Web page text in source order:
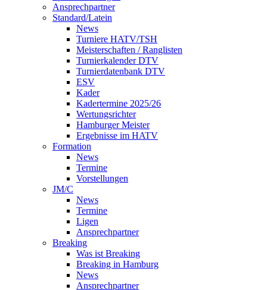
Ansprechpartner
Standard/Latein
News
Turniere HATV/TSH
Meisterschaften / Ranglisten
Turnierkalender DTV
Turnierdatenbank DTV
ESV
Kader
Kadertermine 2025/26
Wertungsrichter
Hamburger Meister
Ergebnisse im HATV
Formation
News
Termine
Vorstellungen
JM/C
News
Termine
Ligen
Ansprechpartner
Breaking
Was ist Breaking
Breaking in Hamburg
News
Ansprechpartner